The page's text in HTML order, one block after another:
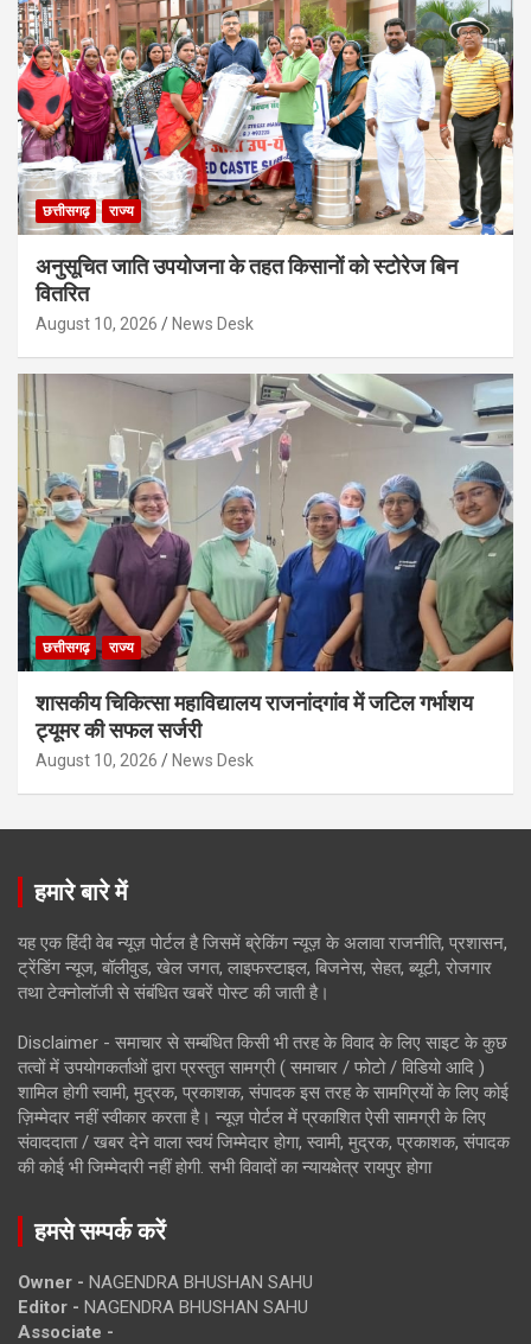
छत्तीसगढ़ राज्य
अनुसूचित जाति उपयोजना के तहत किसानों को स्टोरेज बिन
वितरित
August 10, 2026 News Desk
छत्तीसगढ़ राज्य
शासकीय चिकित्सा महाविद्यालय राजनांदगांव में जटिल गर्भाशय
ट्यूमर की सफल सर्जरी
August 10, 2026 News Desk
हमारे बारे में
यह एक हिंदी वेब न्यूज़ पोर्टल है जिसमें ब्रेकिंग न्यूज़ के अलावा राजनीति, प्रशासन,
ट्रेंडिंग न्यूज, बॉलीवुड, खेल जगत, लाइफस्टाइल, बिजनेस, सेहत, ब्यूटी, रोजगार
तथा टेक्नोलॉजी से संबंधित खबरें पोस्ट की जाती है।
Disclaimer - समाचार से सम्बंधित किसी भी तरह के विवाद के लिए साइट के कुछ
तत्वों में उपयोगकर्ताओं द्वारा प्रस्तुत सामग्री ( समाचार / फोटो / विडियो आदि )
शामिल होगी स्वामी, मुद्रक, प्रकाशक, संपादक इस तरह के सामग्रियों के लिए कोई
ज़िम्मेदार नहीं स्वीकार करता है। न्यूज़ पोर्टल में प्रकाशित ऐसी सामग्री के लिए
संवाददाता / खबर देने वाला स्वयं जिम्मेदार होगा, स्वामी, मुद्रक, प्रकाशक, संपादक
की कोई भी जिम्मेदारी नहीं होगी. सभी विवादों का न्यायक्षेत्र रायपुर होगा
हमसे सम्पर्क करें
Owner - NAGENDRA BHUSHAN SAHU
Editor - NAGENDRA BHUSHAN SAHU
Associate -